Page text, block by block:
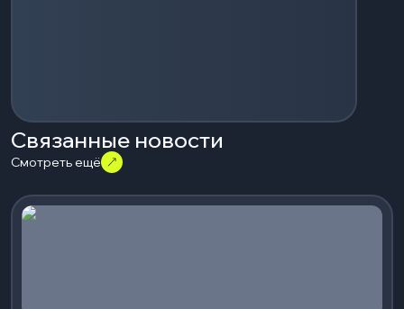
Связанные новости
Смотреть ещё